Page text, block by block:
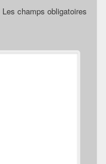
Les champs obligatoires